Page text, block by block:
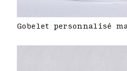
Gobelet personnalisé